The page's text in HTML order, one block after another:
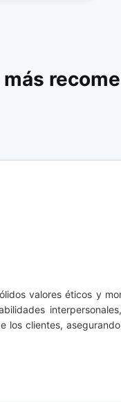
valores éticos y
los clientes,